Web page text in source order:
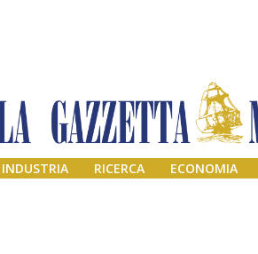
INDUSTRIA RICERCA ECONOMIA